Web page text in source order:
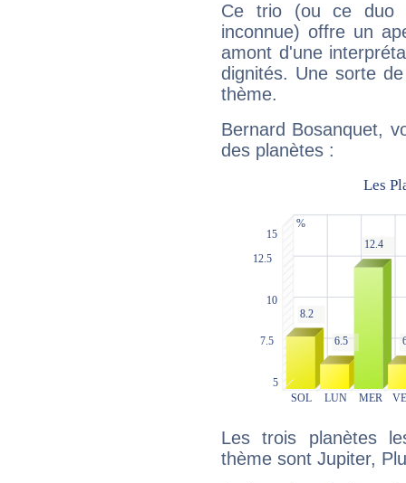
Ce trio (ou ce duo
inconnue) offre un
amont d'une
dignités. Une sorte
thème.
Bernard Bosanquet,
des planètes :
Les trois planètes
thème sont Jupiter,